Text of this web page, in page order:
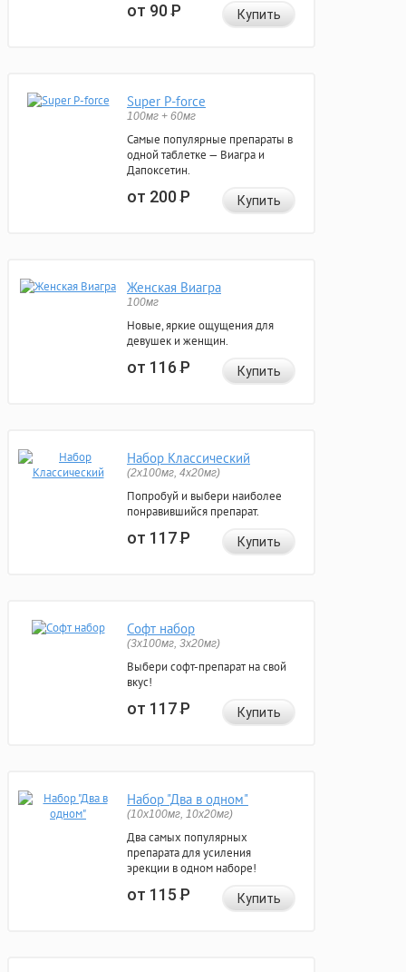
от 90Р Купить
Super P-force
100мг + 60мг
Самые популярные препараты в
одной таблетке — Виагра и
Дапоксетин.
от 200Р Купить
Женская Виагра
100мг
Новые, яркие ощущения для
девушек и женщин.
от 116Р Купить
Набор Классический
(2x100мг, 4x20мг)
Попробуй и выбери наиболее
понравившийся препарат.
от 117Р Купить
Софт набор
(3x100мг, 3x20мг)
Выбери софт-препарат на свой
вкус!
от 117Р Купить
Набор "Два в одном"
(10x100мг, 10x20мг)
Два самых популярных
препарата для усиления
эрекции в одном наборе!
от 115Р Купить